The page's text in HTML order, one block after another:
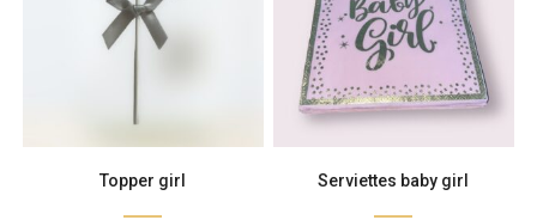
Topper girl Serviettes baby girl